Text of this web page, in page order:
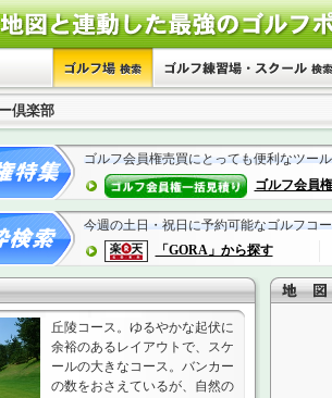
倶楽部
ゴルフ会員権売買にとっても便利なツー
ゴルフ会員
今週の土日・祝日に予約可能なゴルフコ
「GORA」から探す
丘陵コース。ゆるやかな起伏に
余裕のあるレイアウトで、スケ
ールの大きなコース。バンカー
の数をおさえているが、自然の